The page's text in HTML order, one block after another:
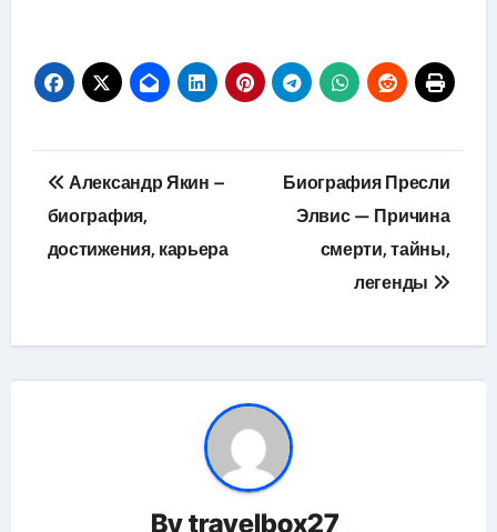
Навигация
по
записям
Александр Якин –
биография,
достижения, карьера
Биография Пресли
Элвис — Причина
смерти, тайны,
легенды
Bytravelbox27_